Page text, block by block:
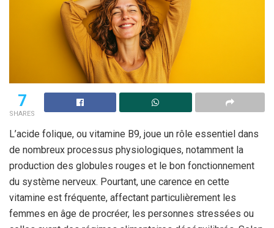
7
SHARES
L’acide folique, ou vitamine B9, joue un rôle essentiel dans
de nombreux processus physiologiques, notamment la
production des globules rouges et le bon fonctionnement
du système nerveux. Pourtant, une carence en cette
vitamine est fréquente, affectant particulièrement les
femmes en âge de procréer, les personnes stressées ou